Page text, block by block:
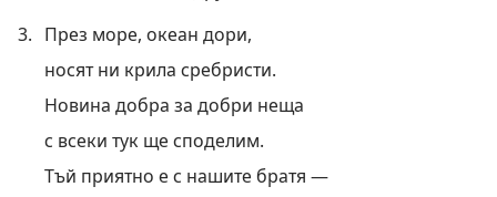
3. През море, океан дори,
носят ни крила сребристи.
Новина добра за добри неща
с всеки тук ще споделим.
Тъй приятно е с нашите братя —